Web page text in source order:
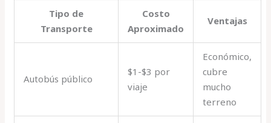
Tipo de
Transporte
Costo
Aproximado
Ventajas
Autobús público
$1-$3 por
viaje
Económico,
cubre
mucho
terreno